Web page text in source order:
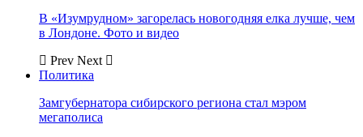
В «Изумрудном» загорелась новогодняя елка лучше, чем
в Лондоне. Фото и видео
Prev Next
Политика
Замгубернатора сибирского региона стал мэром
мегаполиса